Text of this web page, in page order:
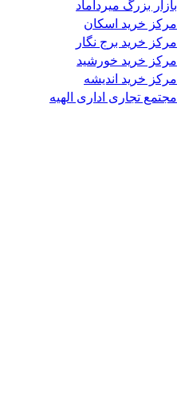
بازار بزرگ میرداماد
مرکز خرید اسکان
مرکز خرید برج نگار
مرکز خرید خورشید
مرکز خرید اندیشه
مجتمع تجاری اداری الهیه